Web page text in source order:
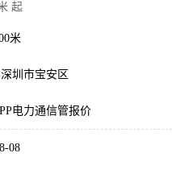
起
米
圳市宝安区
电力通信管报价
08